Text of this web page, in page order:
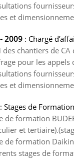
et
2009 : Chargé
des chantiers de
pour les appels
et
: Stages de
de formation
et
de formation
stages de